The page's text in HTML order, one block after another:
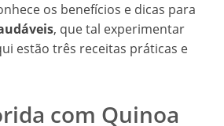
os benefícios e dicas para
, que tal experimentar
estão três receitas práticas e
com Quinoa